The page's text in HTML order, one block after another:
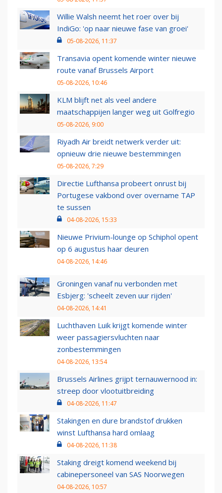
Willie Walsh neemt het roer over bij
IndiGo: 'op naar nieuwe fase van groei'
05-08-2026, 11:37
Transavia opent komende winter nieuwe
route vanaf Brussels Airport
05-08-2026, 10:46
KLM blijft net als veel andere
maatschappijen langer weg uit Golfregio
05-08-2026, 9:00
Riyadh Air breidt netwerk verder uit:
opnieuw drie nieuwe bestemmingen
05-08-2026, 7:29
Directie Lufthansa probeert onrust bij
Portugese vakbond over overname TAP
te sussen
04-08-2026, 15:33
Nieuwe Privium-lounge op Schiphol opent
op 6 augustus haar deuren
04-08-2026, 14:46
Groningen vanaf nu verbonden met
Esbjerg: 'scheelt zeven uur rijden'
04-08-2026, 14:41
Luchthaven Luik krijgt komende winter
weer passagiersvluchten naar
zonbestemmingen
04-08-2026, 13:54
Brussels Airlines grijpt ternauwernood in:
streep door vlootuitbreiding
04-08-2026, 11:47
Stakingen en dure brandstof drukken
winst Lufthansa hard omlaag
04-08-2026, 11:38
Staking dreigt komend weekend bij
cabinepersoneel van SAS Noorwegen
04-08-2026, 10:57